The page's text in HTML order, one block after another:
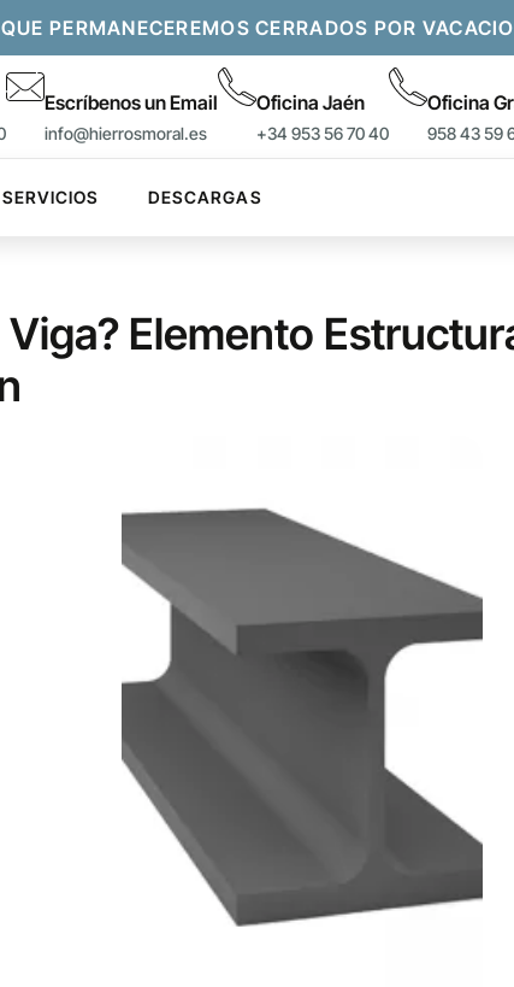
PERMANECEREMOS CERRADOS POR
Escríbenos un Email
info@hierrosmoral.es
Oficina Jaén
+34 953 56 70 40
Oficina
958 43 59
SERVICIOS DESCARGAS
Elemento